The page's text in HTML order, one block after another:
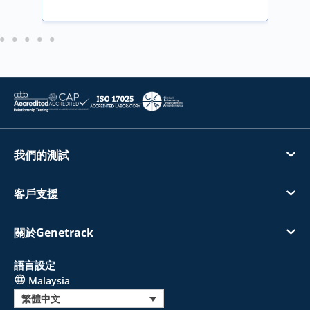
我們的測試
客戶支援
關於Genetrack
語言設定
Malaysia
繁體中文